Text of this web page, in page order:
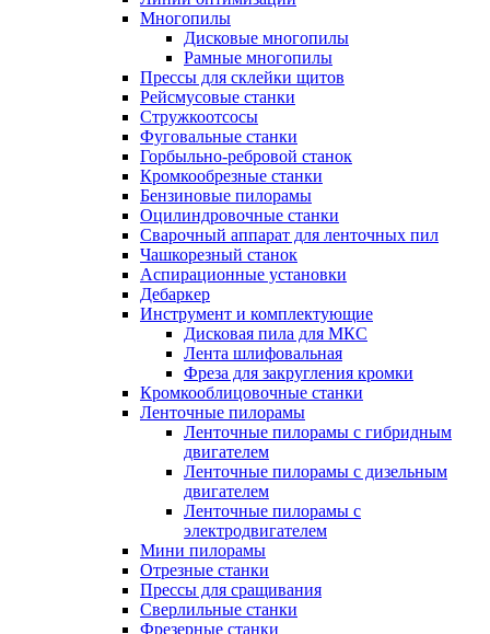
Многопилы
Дисковые многопилы
Рамные многопилы
Прессы для склейки щитов
Рейсмусовые станки
Стружкоотсосы
Фуговальные станки
Горбыльно-ребровой станок
Кромкообрезные станки
Бензиновые пилорамы
Оцилиндровочные станки
Сварочный аппарат для ленточных пил
Чашкорезный станок
Аспирационные установки
Дебаркер
Инструмент и комплектующие
Дисковая пила для МКС
Лента шлифовальная
Фреза для закругления кромки
Кромкооблицовочные станки
Ленточные пилорамы
Ленточные пилорамы с гибридным
двигателем
Ленточные пилорамы с дизельным
двигателем
Ленточные пилорамы с
электродвигателем
Мини пилорамы
Отрезные станки
Прессы для сращивания
Сверлильные станки
Фрезерные станки